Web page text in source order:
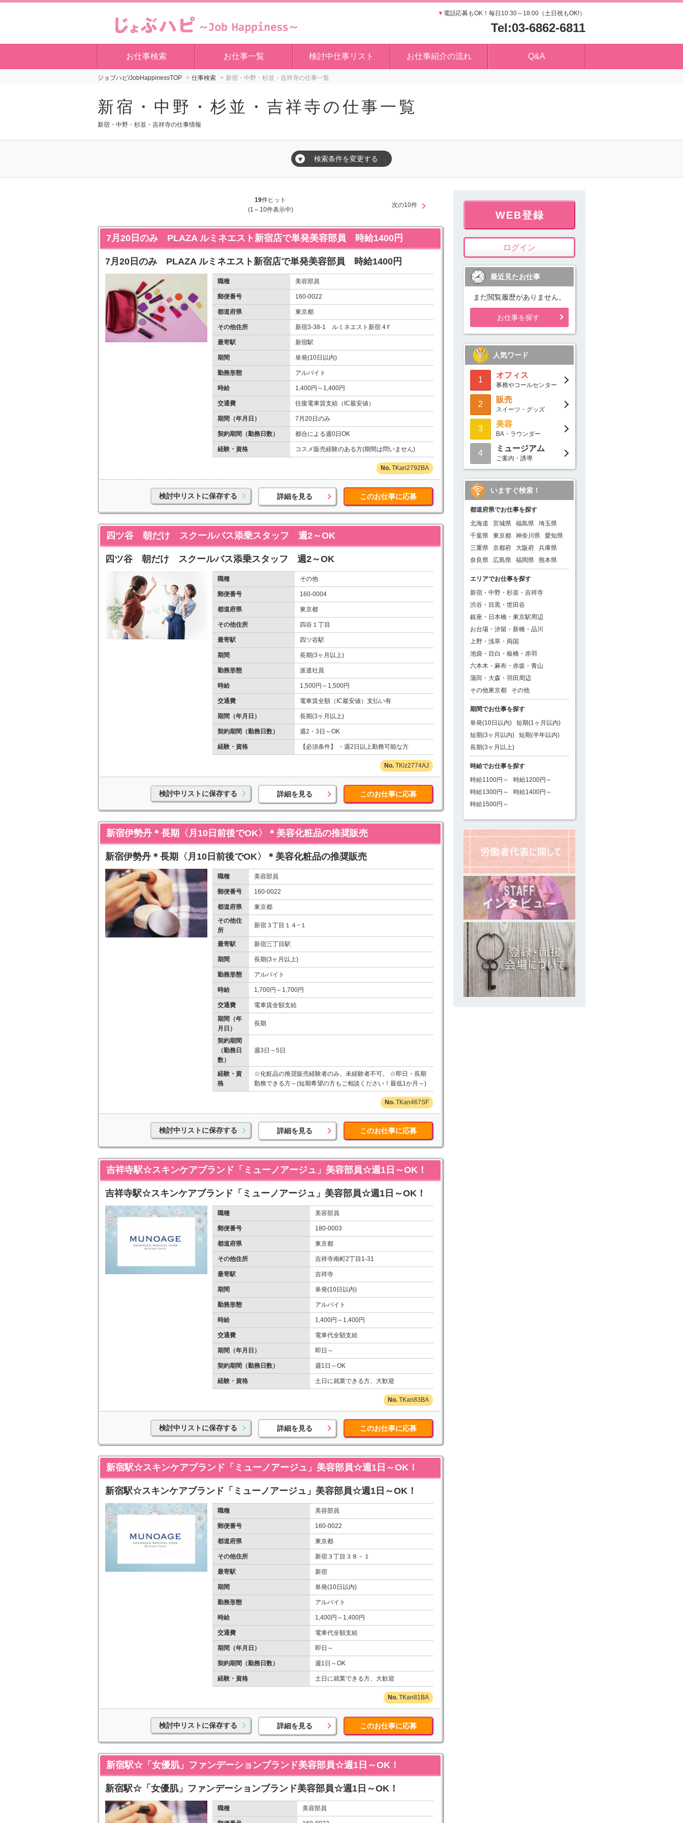
▼ 電話応募もOK！毎日10:30～18:00（土日祝もOK!）
03-6862-6811
お仕事検索 お仕事一覧 検討中仕事リスト お仕事紹介の流れ Q&A
ジョブハピ/JobHappinessTOP 仕事検索 新宿・中野・杉並・吉祥寺の仕事一覧
新宿・中野・杉並・吉祥寺の仕事一覧
新宿・中野・杉並・吉祥寺の仕事情報
▼ 検索条件を変更する
19件ヒット
(1～10件表示中)
次の10件
7月20日のみ PLAZA ルミネエスト新宿店で単発美容部員 時給1400円
7月20日のみ PLAZA ルミネエスト新宿店で単発美容部員 時給1400円
職種 美容部員
郵便番号 160-0022
都道府県 東京都
その他住所 新宿3-38-1 ルミネエスト新宿 4Ｆ
最寄駅 新宿駅
期間 単発(10日以内)
勤務形態 アルバイト
時給 1,400円～1,400円
交通費 往復電車賃支給（IC最安値）
期間（年月日） 7月20日のみ
契約期間（勤務日数） 都合による週0日OK
経験・資格 コスメ販売経験のある方(期間は問いません)
TKan2792BA
検討中リストに保存する 詳細を見る このお仕事に応募
四ツ谷 朝だけ スクールバス添乗スタッフ 週2～OK
四ツ谷 朝だけ スクールバス添乗スタッフ 週2～OK
職種 その他
郵便番号 160-0004
都道府県 東京都
その他住所 四谷１丁目
最寄駅 四ツ谷駅
期間 長期(3ヶ月以上)
勤務形態 派遣社員
時給 1,500円～1,500円
交通費 電車賃全額（IC最安値）支払い有
期間（年月日） 長期(3ヶ月以上)
契約期間（勤務日数） 週2・3日～OK
経験・資格 【必須条件】 ・週2日以上勤務可能な方
TKiz2774AJ
検討中リストに保存する 詳細を見る このお仕事に応募
新宿伊勢丹＊長期〈月10日前後でOK〉＊美容化粧品の推奨販売
新宿伊勢丹＊長期〈月10日前後でOK〉＊美容化粧品の推奨販売
職種 美容部員
郵便番号 160-0022
都道府県
東京都
その他住
所
新宿３丁目１４−１
最寄駅 新宿三丁目駅
期間 長期(3ヶ月以上)
勤務形態 アルバイト
時給 1,700円～1,700円
交通費
電車賃全額支給
期間（年
月日）
長期
契約期間
（勤務日
数）
週3日～5日
経験・資
格
☆化粧品の推奨販売経験者のみ。未経験者不可。 ☆即日・長期
勤務できる方～(短期希望の方もご相談ください！最低1か月～)
TKan467SF
検討中リストに保存する 詳細を見る このお仕事に応募
吉祥寺駅☆スキンケアブランド「ミューノアージュ」美容部員☆週1日～OK！
吉祥寺駅☆スキンケアブランド「ミューノアージュ」美容部員☆週1日～OK！
職種 美容部員
郵便番号 180-0003
都道府県 東京都
その他住所 吉祥寺南町2丁目1-31
最寄駅 吉祥寺
期間 単発(10日以内)
勤務形態 アルバイト
時給 1,400円～1,400円
交通費 電車代全額支給
期間（年月日） 即日～
契約期間（勤務日数） 週1日～OK
経験・資格 土日に就業できる方、大歓迎
TKan83BA
検討中リストに保存する 詳細を見る このお仕事に応募
新宿駅☆スキンケアブランド「ミューノアージュ」美容部員☆週1日～OK！
新宿駅☆スキンケアブランド「ミューノアージュ」美容部員☆週1日～OK！
職種 美容部員
郵便番号 160-0022
都道府県 東京都
その他住所 新宿３丁目３８－１
最寄駅 新宿
期間 単発(10日以内)
勤務形態 アルバイト
時給 1,400円～1,400円
交通費 電車代全額支給
期間（年月日） 即日～
契約期間（勤務日数） 週1日～OK
経験・資格 土日に就業できる方、大歓迎
TKan81BA
検討中リストに保存する 詳細を見る このお仕事に応募
新宿駅☆「女優肌」ファンデーションブランド美容部員☆週1日～OK！
新宿駅☆「女優肌」ファンデーションブランド美容部員☆週1日～OK！
職種 美容部員
WEB登録
ログイン
最近見たお仕事
まだ閲覧履歴がありません。
お仕事を探す
人気ワード
1
オフィス
事務やコールセンター
2
販売
スイーツ・グッズ
3
美容
BA・ラウンダー
4
ミュージアム
ご案内・誘導
いますぐ検索！
都道府県でお仕事を探す
北海道
宮城県 福島県
埼玉県
千葉県
東京都 神奈川県
愛知県
三重県
京都府 大阪府
兵庫県
奈良県
広島県 福岡県 熊本県
エリアでお仕事を探す
新宿・中野・杉並・吉祥寺
渋谷・目黒・世田谷
銀座・日本橋・東京駅周辺
お台場・汐留・新橋・品川
上野・浅草・両国
池袋・目白・板橋・赤羽
六本木・麻布・赤坂・青山
蒲田・大森・羽田周辺
その他東京都
その他
期間でお仕事を探す
単発(10日以内)
短期(1ヶ月以内)
短期(3ヶ月以内)
短期(半年以内)
長期(3ヶ月以上)
時給でお仕事を探す
時給1100円～
時給1200円～
時給1300円～
時給1400円～
時給1500円～